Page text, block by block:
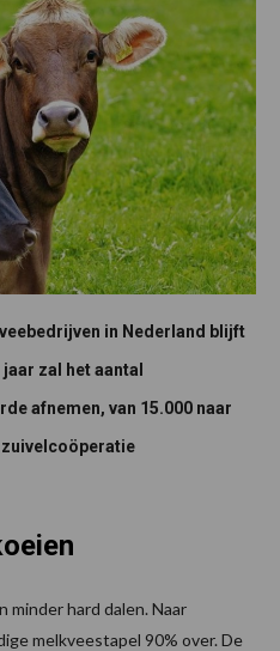
in Nederland blijft
zal het aantal
afnemen, van 15.000 naar
zuivelcoöperatie
minder hard dalen. Naar
melkveestapel 90% over. De